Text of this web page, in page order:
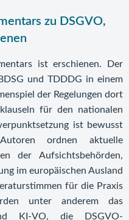
zu DSGVO,
ist erschienen. Der
und TDDDG in einem
der Regelungen dort
für den nationalen
ist bewusst
ordnen aktuelle
der Aufsichtsbehörden,
im europäischen Ausland
für die Praxis
unter anderem das
KI-VO, die DSGVO-